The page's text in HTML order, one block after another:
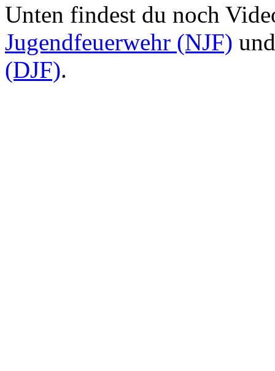
Unten findest du noch
Jugendfeuerwehr (NJF)
(DJF).